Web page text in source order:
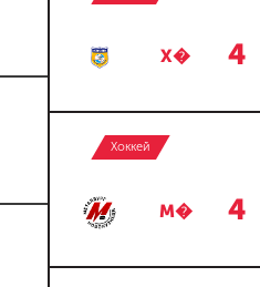
Х� 4
Хоккей
М� 4